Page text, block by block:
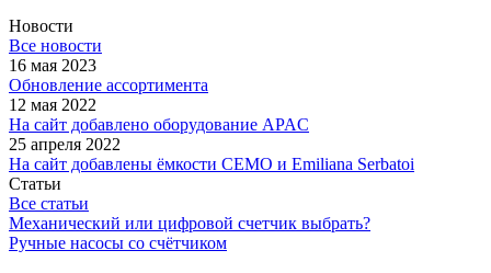
Новости
Все новости
16 мая 2023
Обновление ассортимента
12 мая 2022
На сайт добавлено оборудование APAC
25 апреля 2022
На сайт добавлены ёмкости CEMO и Emiliana Serbatoi
Статьи
Все статьи
Механический или цифровой счетчик выбрать?
Ручные насосы со счётчиком